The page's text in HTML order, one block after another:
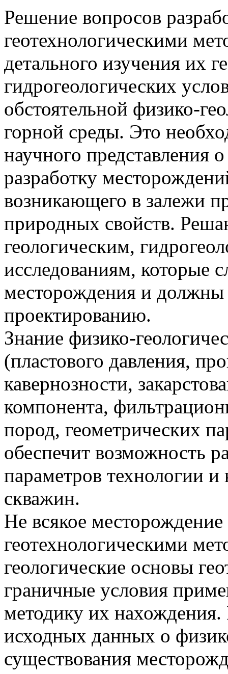
Решение вопросов
геотехнологическими
детального изучения их
гидрогеологических
обстоятельной физико-
горной среды. Это
научного
разработку
возникающего в залежи
природных свойств.
геологическим,
исследованиям, которые
месторождения и должны
проектированию.
Знание физико-
(пластового давления,
кавернозности,
компонента,
пород, геометрических
обеспечит возможность
параметров технологии
скважин.
Не всякое
геотехнологическими
геологические основы
граничные условия
методику их
исходных данных о
существования